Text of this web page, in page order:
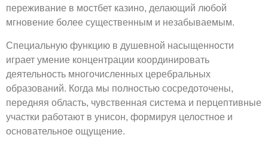
переживание в мостбет казино, делающий любой
мгновение более существенным и незабываемым.
Специальную функцию в душевной насыщенности
играет умение концентрации координировать
деятельность многочисленных церебральных
образований. Когда мы полностью сосредоточены,
передняя область, чувственная система и перцептивные
участки работают в унисон, формируя целостное и
основательное ощущение.